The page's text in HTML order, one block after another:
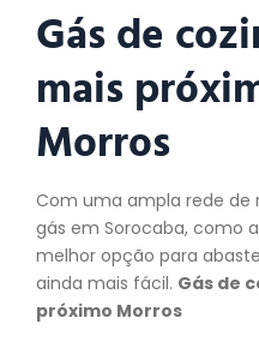
Gás de
mais
Morros
Com uma ampla rede de
gás em Sorocaba, como
melhor opção para
ainda mais fácil. Gás de
próximo Morros